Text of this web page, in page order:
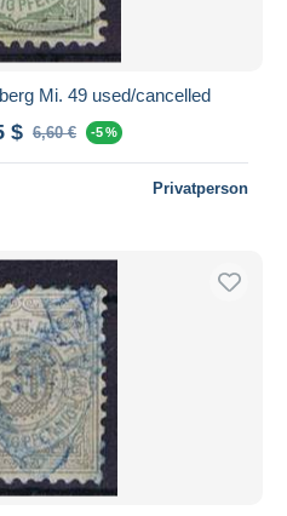
Mi. 49 used/cancelled
$ 6,60 € -5 %
Privatperson